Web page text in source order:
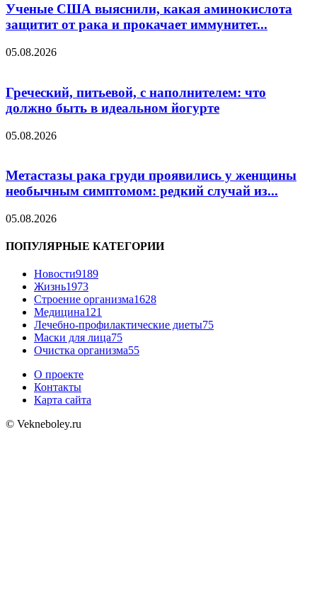
Ученые США выяснили, какая аминокислота
защитит от рака и прокачает иммунитет...
05.08.2026
Греческий, питьевой, с наполнителем: что
должно быть в идеальном йогурте
05.08.2026
Метастазы рака груди проявились у женщины
необычным симптомом: редкий случай из...
05.08.2026
ПОПУЛЯРНЫЕ КАТЕГОРИИ
Новости9189
Жизнь1973
Строение организма1628
Медицина121
Лечебно-профилактические диеты75
Маски для лица75
Очистка организма55
О проекте
Контакты
Карта сайта
© Vekneboley.ru